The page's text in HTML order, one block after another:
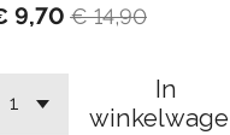
9,70 € 14,90
In